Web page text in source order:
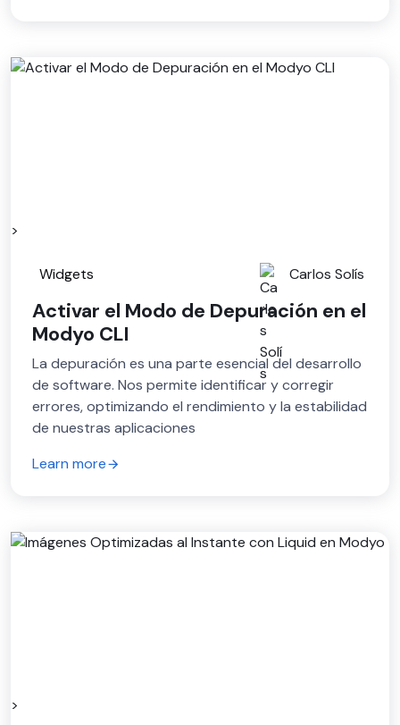
>
Widgets Carlos Solís
Activar el Modo de Depuración en el
Modyo CLI
La depuración es una parte esencial del desarrollo
de software. Nos permite identificar y corregir
errores, optimizando el rendimiento y la estabilidad
de nuestras aplicaciones
Learn more
>